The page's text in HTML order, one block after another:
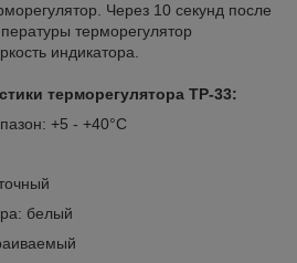
Через 10 секунд после
терморегулятор
индикатора.
терморегулятора ТР-33:
+5 - +40°С
белый